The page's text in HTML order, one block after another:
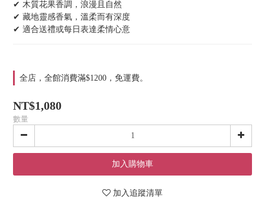
✔ 木質花果香調，浪漫且自然
✔ 藏地靈感香氣，溫柔而有深度
✔ 適合送禮或每日表達柔情心意
全店，全館消費滿$1200，免運費。
NT$1,080
數量
加入購物車
加入追蹤清單